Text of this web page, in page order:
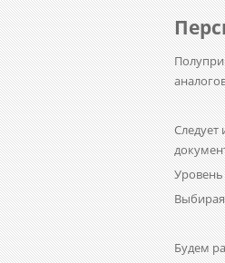
Следует
Уровень
Будем